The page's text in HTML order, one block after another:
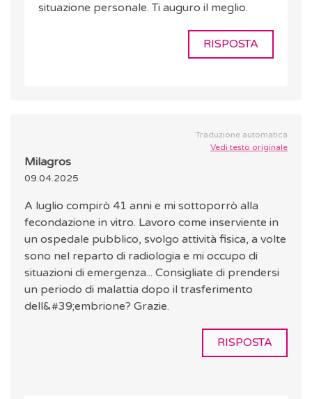
situazione personale. Ti auguro il meglio.
RISPOSTA
Traduzione automatica
Vedi testo originale
Milagros
09.04.2025
A luglio compirò 41 anni e mi sottoporrò alla
fecondazione in vitro. Lavoro come inserviente in
un ospedale pubblico, svolgo attività fisica, a volte
sono nel reparto di radiologia e mi occupo di
situazioni di emergenza... Consigliate di prendersi
un periodo di malattia dopo il trasferimento
dell&#39;embrione? Grazie.
RISPOSTA